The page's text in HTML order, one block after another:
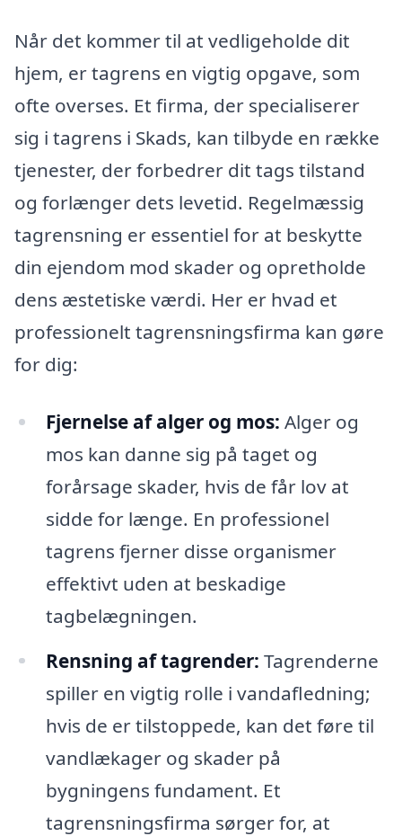
Når det kommer til at vedligeholde dit
hjem, er tagrens en vigtig opgave, som
ofte overses. Et firma, der specialiserer
sig i tagrens i Skads, kan tilbyde en række
tjenester, der forbedrer dit tags tilstand
og forlænger dets levetid. Regelmæssig
tagrensning er essentiel for at beskytte
din ejendom mod skader og opretholde
dens æstetiske værdi. Her er hvad et
professionelt tagrensningsfirma kan gøre
for dig:
Fjernelse af alger og mos: Alger og
mos kan danne sig på taget og
forårsage skader, hvis de får lov at
sidde for længe. En professionel
tagrens fjerner disse organismer
effektivt uden at beskadige
tagbelægningen.
Rensning af tagrender: Tagrenderne
spiller en vigtig rolle i vandafledning;
hvis de er tilstoppede, kan det føre til
vandlækager og skader på
bygningens fundament. Et
tagrensningsfirma sørger for, at